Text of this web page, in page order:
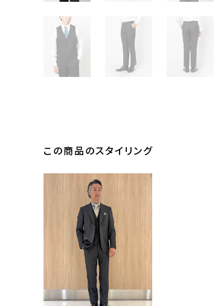
この商品のスタイリング